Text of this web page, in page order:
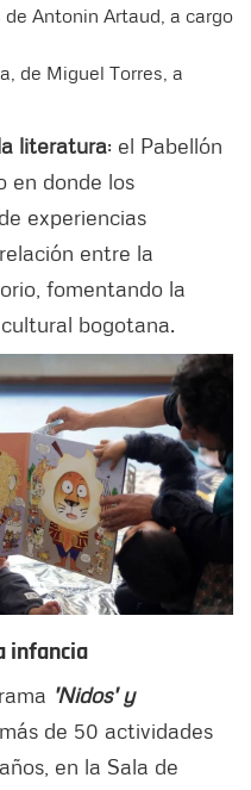
Antonin Artaud, a cargo
de Miguel Torres, a
literatura: el Pabellón
en donde los
experiencias
entre la
fomentando la
bogotana.
infancia
'Nidos' y
de 50 actividades
en la Sala de